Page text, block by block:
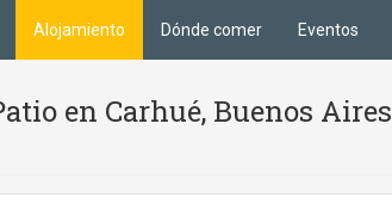
Alojamiento Dónde comer Eventos
en Carhué, Buenos Aires